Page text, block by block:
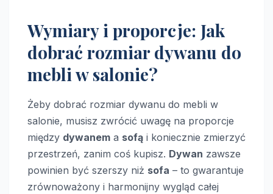
Wymiary i proporcje: Jak
dobrać rozmiar dywanu do
mebli w salonie?
Żeby dobrać rozmiar dywanu do mebli w
salonie, musisz zwrócić uwagę na proporcje
między dywanem a sofą i koniecznie zmierzyć
przestrzeń, zanim coś kupisz. Dywan zawsze
powinien być szerszy niż sofa – to gwarantuje
zrównoważony i harmonijny wygląd całej